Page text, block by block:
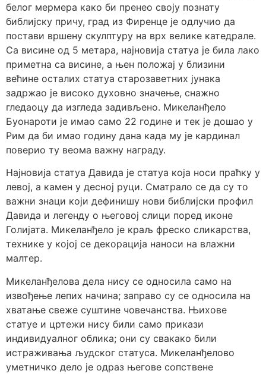
белог мермера како би пренео своју познату
библијску причу, град из Фиренце је одлучио да
постави вршену скулптуру на врх велике катедрале.
Са висине од 5 метара, најновија статуа је била лако
приметна са висине, а њен положај у близини
већине осталих статуа старозаветних јунака
задржао је високо духовно значење, снажно
гледаоцу да изгледа задивљено. Микеланђело
Буонароти је имао само 22 године и тек је дошао у
Рим да би имао годину дана када му је кардинал
поверио ту веома важну награду.
Најновија статуа Давида је статуа која носи праћку у
левој, а камен у десној руци. Сматрало се да су то
важни знаци који дефинишу нови библијски профил
Давида и легенду о његовој слици поред иконе
Голијата. Микеланђело је краљ фреско сликарства,
технике у којој се декорација наноси на влажни
малтер.
Микеланђелова дела нису се односила само на
извођење лепих начина; заправо су се односила на
хватање свеже суштине човечанства. Њихове
статуе и цртежи нису били само прикази
индивидуалног облика; они су свакако били
истраживања људског статуса. Микеланђелово
уметничко дело је одраз његове сопствене